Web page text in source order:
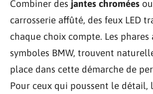
Combiner des jantes chromées
carrosserie affûté, des feux LED
chaque choix compte. Les phares
symboles BMW, trouvent
place dans cette démarche de
Pour ceux qui poussent le détail,